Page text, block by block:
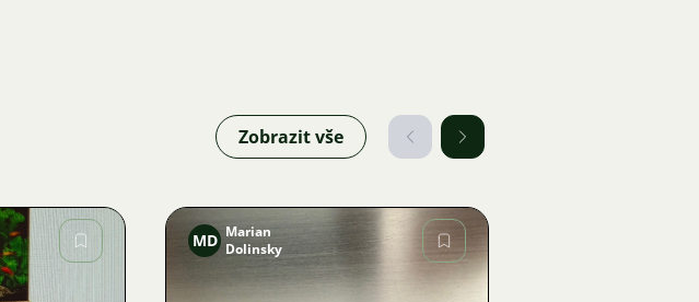
Zobrazit vše
MD Marian
Dolinsky